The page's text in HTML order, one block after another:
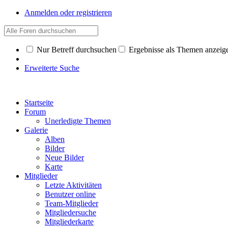
Anmelden oder registrieren
Nur Betreff durchsuchen Ergebnisse als Themen
Erweiterte Suche
Startseite
Forum
Unerledigte Themen
Galerie
Alben
Bilder
Neue Bilder
Karte
Mitglieder
Letzte Aktivitäten
Benutzer online
Team-Mitglieder
Mitgliedersuche
Mitgliederkarte